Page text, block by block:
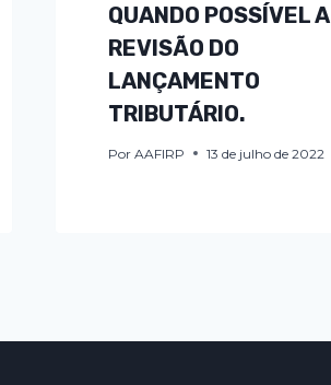
QUANDO POSSÍVEL A
REVISÃO DO
LANÇAMENTO
TRIBUTÁRIO.
Por AAFIRP 13 de julho de 2022